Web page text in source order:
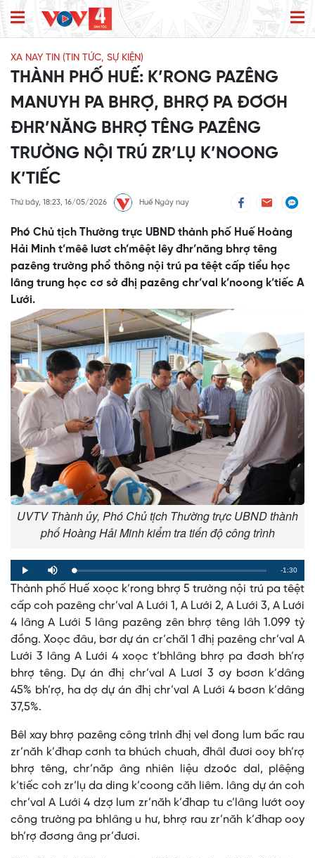
XA NAY TIN (TIN TỨC, SỰ KIỆN)
THÀNH PHỐ HUẾ: K’RONG PAZÊNG
MANUYH PA BHRỢ, BHRỢ PA ĐƠƠH
ĐHR’NĂNG BHRỢ TÊNG PAZÊNG
TRƯỜNG NỘI TRÚ ZR’LỤ K’NOONG
K’TIẾC
Thứ bảy, 18:23, 16/05/2026 Huế Ngày nay
Phó Chủ tịch Thường trực UBND thành phố Huế Hoàng
Hải Minh t’mêê lươt ch’mêệt lêy đhr’năng bhrợ têng
pazêng trường phổ thông nội trú pa têệt cấp tiểu học
lâng trung học cơ sở đhị pazêng chr’val k’noong k’tiếc A
Lưới.
UVTV Thành ủy, Phó Chủ tịch Thường trực UBND thành
phố Hoàng Hải Minh kiểm tra tiến độ công trình
Play Mute Loaded:
0%
Progress:
0%
Remaining
Time
-1:30
Thành phố Huế xoọc k’rong bhrợ 5 trường nội trú pa têệt
cấp coh pazêng chr’val A Lưới 1, A Lưới 2, A Lưới 3, A Lưới
4 lâng A Lưới 5 lâng pazêng zên bhrợ têng lâh 1.099 tỷ
đồng. Xoọc đâu, bơr dự án cr’chăl 1 đhị pazêng chr’val A
Lưới 3 lâng A Lưới 4 xoọc t’bhlâng bhrợ pa đơơh bh’rợ
bhrợ têng. Dự án đhị chr’val A Lươí 3 ơy bơơn k’dâng
45% bh’rợ, ha dợ dự án đhị chr’val A Lưới 4 bơơn k’dâng
37,5%.
Bêl xay bhrợ pazêng công trình đhị vel đong lum bấc rau
zr’năh k’đhap cơnh ta bhúch chuah, đhâl đươi ooy bh’rợ
bhrợ têng, chr’năp âng nhiên liệu dzoóc dal, plêệng
k’tiếc coh zr’lụ da ding k’coong căh liêm. lâng dự án coh
chr’val A Lưới 4 dzợ lum zr’năh k’đhap tu c’lâng lướt ooy
công trường pa bhlâng u hư, bhrợ rau zr’năh k’đhap ooy
bh’rợ đơơng âng pr’đươi.